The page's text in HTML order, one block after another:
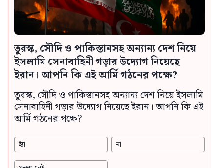
তুরস্ক, সৌদি ও পাকিস্তানসহ অন্যান্য দেশ নিয়ে
ইসলামি সেনাবাহিনী গড়ার উদ্যোগ নিয়েছে
ইরান। আপনি কি এই আর্মি গঠনের পক্ষে?
তুরস্ক, সৌদি ও পাকিস্তানসহ অন্যান্য দেশ নিয়ে ইসলামি
সেনাবাহিনী গড়ার উদ্যোগ নিয়েছে ইরান। আপনি কি এই
আর্মি গঠনের পক্ষে?
হ্যাঁ না